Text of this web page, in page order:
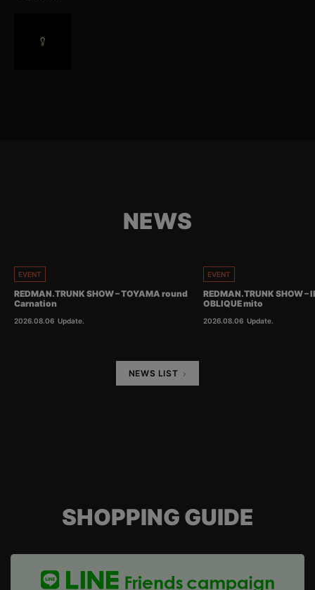
NEWS
EVENT
REDMAN.TRUNK SHOW – TOYAMA round
Carnation
2026.08.06 Update.
EVENT
REDMAN.TRUNK SHOW
OBLIQUE mito
2026.08.06 Update.
NEWS LIST
SHOPPING GUIDE